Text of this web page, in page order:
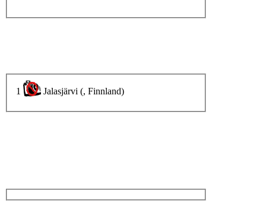
1 Jalasjärvi (, Finnland)